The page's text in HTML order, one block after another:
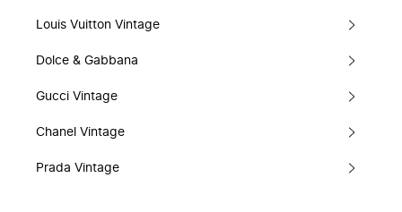
Louis Vuitton Vintage
Dolce & Gabbana
Gucci Vintage
Chanel Vintage
Prada Vintage